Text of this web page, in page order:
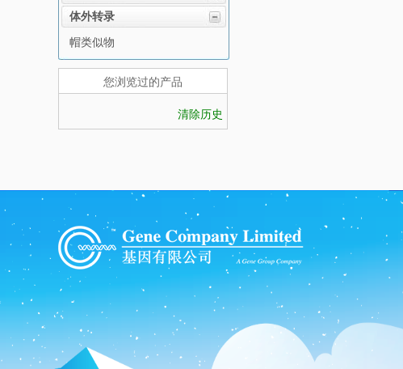
体外转录
帽类似物
您浏览过的产品
清除历史